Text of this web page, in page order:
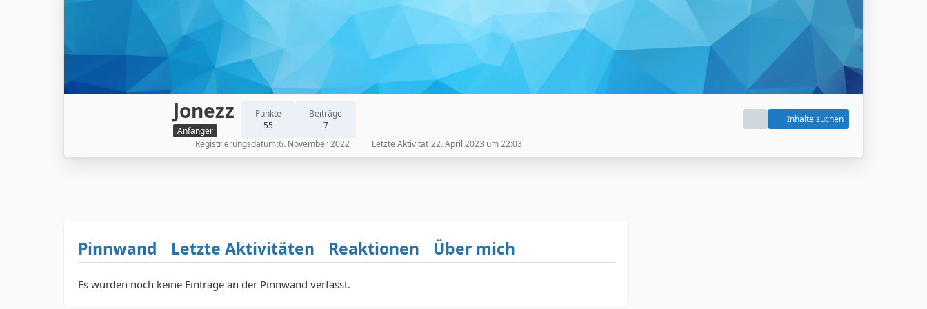
Jonezz
Anfänger
Punkte
55
Beiträge
7
Inhalte suchen
Registrierungsdatum 6. November 2022 Letzte Aktivität 22. April 2023 um 22:03
Pinnwand Letzte Aktivitäten Reaktionen Über mich
Es wurden noch keine Einträge an der Pinnwand verfasst.